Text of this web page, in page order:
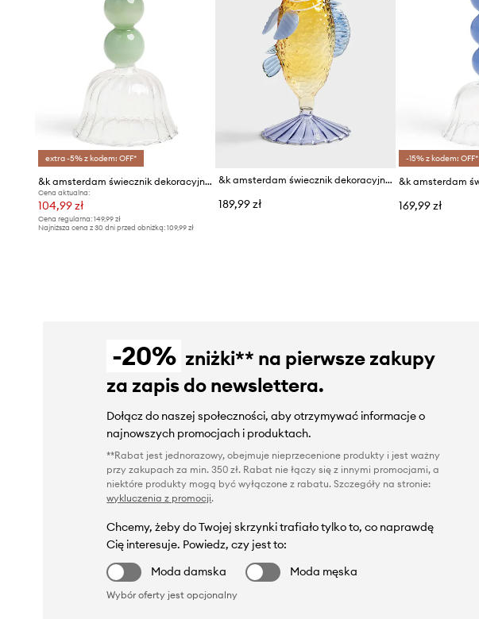
extra -5% z kodem: OFF*
&k amsterdam świecznik dekoracyjny
Cena aktualna:
104,99 zł
Cena regularna: 149,99 zł
Najniższa cena z 30 dni przed obniżką: 109,99 zł
&k amsterdam świecznik dekoracyjny fish yellow
189,99 zł
-15% z kodem: OFF*
169,99 zł
-20% zniżki** na pierwsze zakupy
za zapis do newslettera.
Dołącz do naszej społeczności, aby otrzymywać informacje o
najnowszych promocjach i produktach.
**Rabat jest jednorazowy, obejmuje nieprzecenione produkty i jest ważny
przy zakupach za min. 350 zł. Rabat nie łączy się z innymi promocjami, a
niektóre produkty mogą być wyłączone z rabatu. Szczegóły na stronie:
wykluczenia z promocji.
Chcemy, żeby do Twojej skrzynki trafiało tylko to, co naprawdę
Cię interesuje. Powiedz, czy jest to:
Moda damska
Moda męska
Wybór oferty jest opcjonalny